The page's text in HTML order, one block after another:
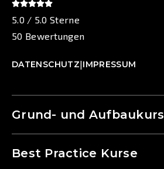
5.0 / 5.0 Sterne
50 Bewertungen
DATENSCHUTZ|IMPRESSUM
Grund- und Aufbaukurs
Best Practice Kurse